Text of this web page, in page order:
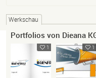
Werkschau
Portfolios von Dieana
1 1